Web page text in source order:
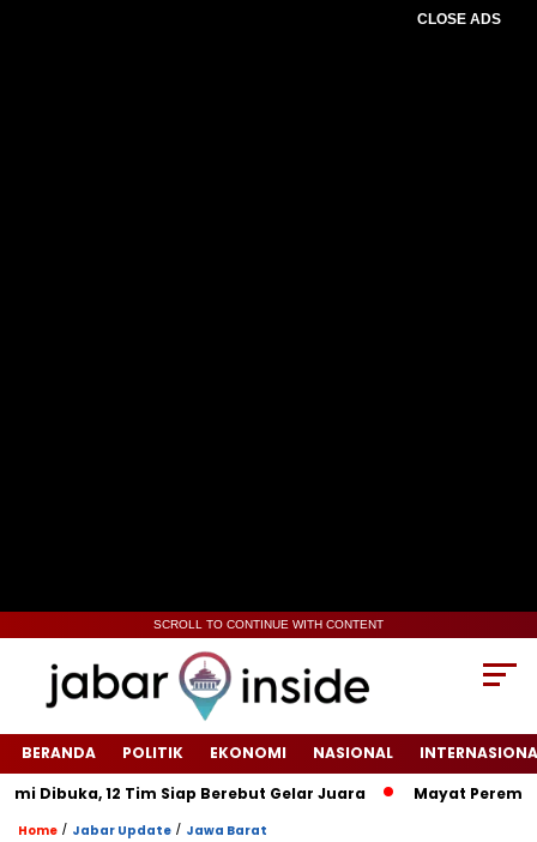
CLOSE ADS
SCROLL TO CONTINUE WITH CONTENT
BERANDA POLITIK EKONOMI NASIONAL
12 Tim Siap Berebut Gelar Juara
‎Mayat Perempuan
Home / Jabar Update / Jawa Barat